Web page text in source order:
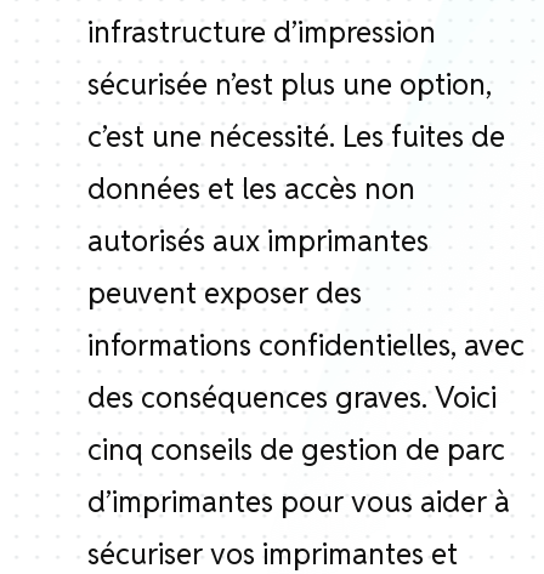
infrastructure d’impression
sécurisée n’est plus une option,
c’est une nécessité. Les fuites de
données et les accès non
autorisés aux imprimantes
peuvent exposer des
informations confidentielles, avec
des conséquences graves. Voici
cinq conseils de gestion de parc
d’imprimantes pour vous aider à
sécuriser vos imprimantes et